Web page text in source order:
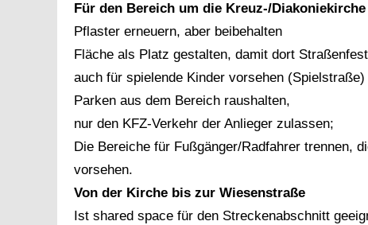
Für den Bereich um die Kreuz-/Diakoniekirche
Pflaster erneuern, aber beibehalten
Fläche als Platz gestalten, damit dort
auch für spielende Kinder vorsehen (Spielstraße)
Parken aus dem Bereich raushalten,
nur den KFZ-Verkehr der Anlieger zulassen;
Die Bereiche für Fußgänger/Radfahrer trennen,
vorsehen.
Von der Kirche bis zur Wiesenstraße
Ist shared space für den Streckenabschnitt